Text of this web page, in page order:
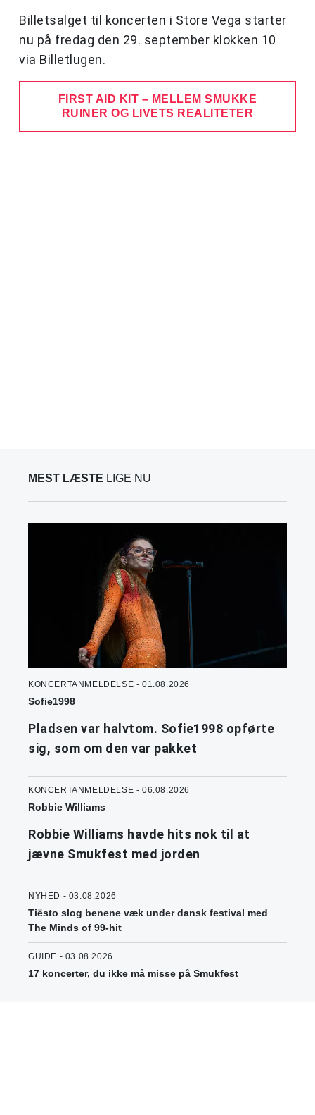
Billetsalget til koncerten i Store Vega starter
nu på fredag den 29. september klokken 10
via Billetlugen.
FIRST AID KIT – MELLEM SMUKKE
RUINER OG LIVETS REALITETER
MEST LÆSTE LIGE NU
KONCERTANMELDELSE - 01.08.2026
Sofie1998
Pladsen var halvtom. Sofie1998 opførte
sig, som om den var pakket
KONCERTANMELDELSE - 06.08.2026
Robbie Williams
Robbie Williams havde hits nok til at
jævne Smukfest med jorden
NYHED - 03.08.2026
Tiësto slog benene væk under dansk festival med
The Minds of 99-hit
GUIDE - 03.08.2026
17 koncerter, du ikke må misse på Smukfest